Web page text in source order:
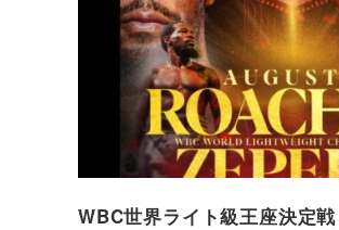
WBC世界ライト級王座決定